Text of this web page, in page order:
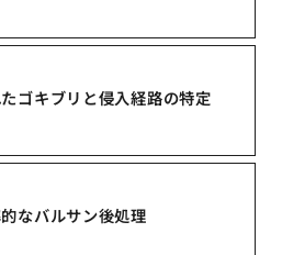
ゴキブリと侵入経路の特定
なバルサン後処理